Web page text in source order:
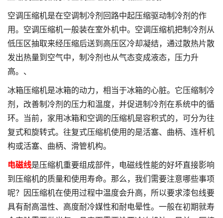
空调压缩机是在空调制冷剂回路中起压缩驱动制冷剂的作
用。空调压缩机一般装在室外机中。空调压缩机把制冷剂从
低压区抽取来经压缩后送到高压区冷却凝结，通过散热片散
发出热量到空气中，制冷剂也从气态变成液态，压力升
高。、
冰箱压缩机是冰箱的动力，相当于冰箱的心脏。它压缩制冷
剂，改善制冷剂的压力和温度，并促进制冷剂在系统中的循
环。当前，家用冰箱和空调的压缩机是容积式的，可分为往
复式和旋转式。往复式压缩机使用的是活塞、曲柄、连杆机
构或活塞、曲柄、滑管机构。
电磁线是压缩机重要组成部件，电磁线性能的好坏直接影响
到压缩机的质量和使用寿命。那么，我们需要注意哪些事项
呢？因压缩机在使用过程中温度会升高，所以要求漆包线要
具有耐高温性、高度耐冷媒性和耐电晕性。一般在初期就寿